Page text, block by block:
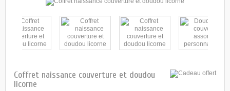
Coffret naissance couverture et doudou
licorne